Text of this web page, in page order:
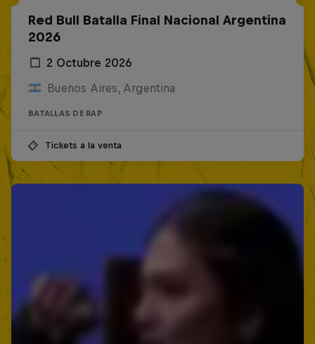
Red Bull Batalla Final Nacional Argentina
2026
2 Octubre 2026
Buenos Aires, Argentina
BATALLAS DE RAP
Tickets a la venta